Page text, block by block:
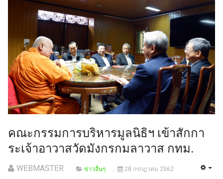
คณะกรรมการบริหารมูลนิธิฯ เข้าสักกา
ระเจ้าอาวาสวัดมังกรกมลาวาส กทม.
WEBMASTER ข่าวอื่นๆ 28 กรกฎาคม 2562